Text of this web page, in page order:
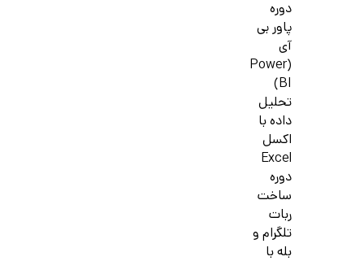
دوره
پاور بی
آی
(Power
BI)
تحلیل
داده با
اکسل
Excel
دوره
ساخت
ربات
تلگرام و
بله با